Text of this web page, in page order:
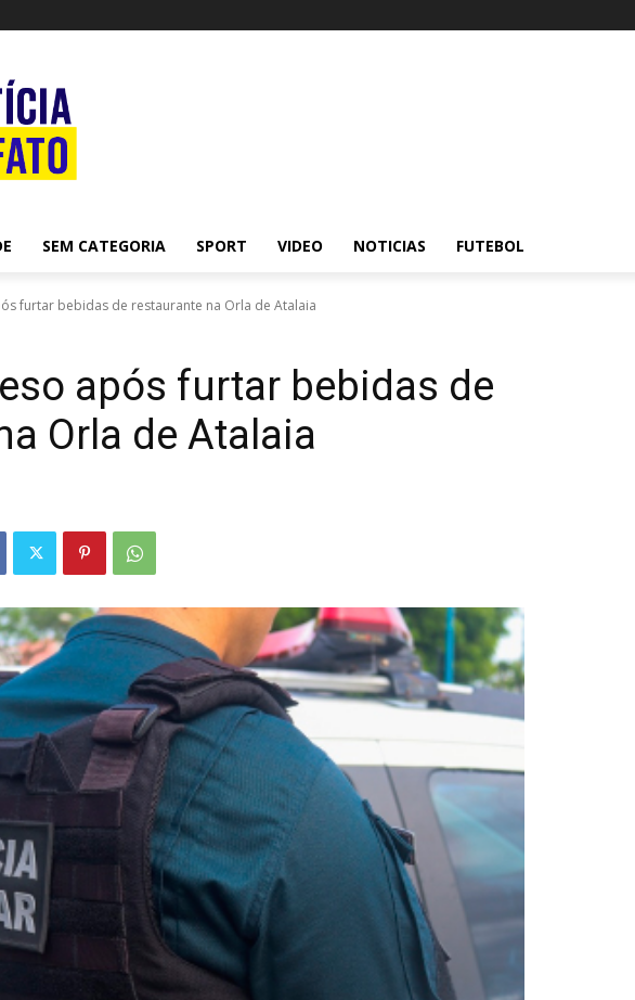
SEM CATEGORIA SPORT VIDEO NOTICIAS FUTEBOL
furtar bebidas de restaurante na Orla de Atalaia
após furtar bebidas de
Orla de Atalaia